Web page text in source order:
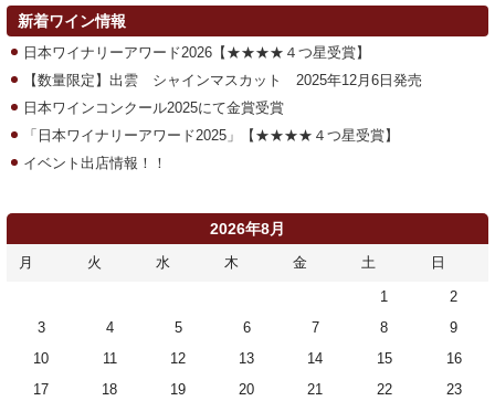
新着ワイン情報
日本ワイナリーアワード2026【★★★★４つ星受賞】
【数量限定】出雲 シャインマスカット 2025年12月6日発売
日本ワインコンクール2025にて金賞受賞
「日本ワイナリーアワード2025」【★★★★４つ星受賞】
イベント出店情報！！
2026年8月
月 火 水 木 金 土 日
1
2
3
4 5 6 7 8
9
10
11 12 13 14 15
16
17
18 19 20 21 22
23